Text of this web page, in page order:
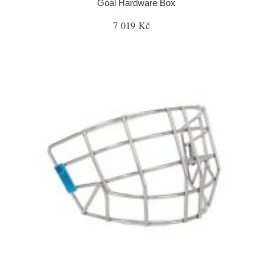
Goal Hardware Box
7 019 Kč